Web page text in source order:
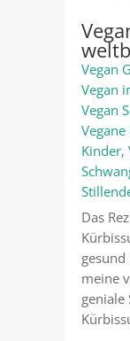
Vegan
Vegan
Vegan
Vegane
Kinder,
Das
meine
geniale